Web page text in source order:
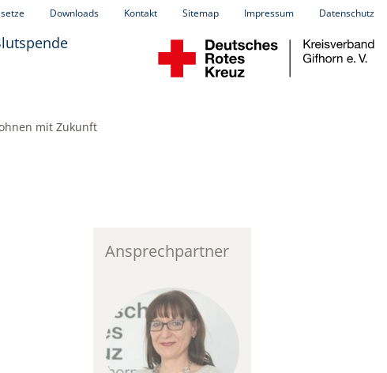
Downloads Kontakt Sitemap Impressum Datenschutz
mit Zukunft
Ansprechpartner